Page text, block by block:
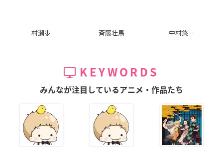
ご来店時にお渡しするスタンプカード
そ松さん」×「TOWER RECORDS CA
FE」限定コラボポスター（B2サイ
応募期限は3月7日(日)まで、応募方法はカフェ案内ページにて
ご確認いただけます。
村瀬歩 斉藤壮馬 中村悠一
KEYWORDS
みんなが注目しているアニメ・作品たち